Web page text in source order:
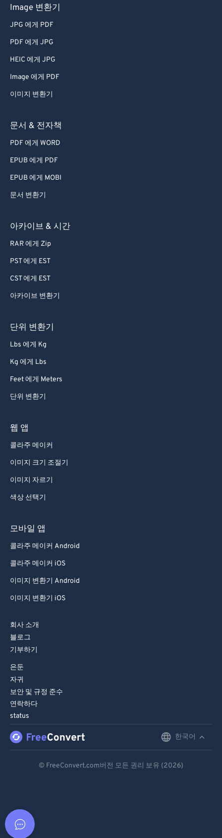
Image 변환기
JPG 에게 PDF
PDF 에게 JPG
HEIC 에게 JPG
Image 에게 PDF
이미지 변환기
문서 & 전자책
PDF 에게 WORD
EPUB 에게 PDF
EPUB 에게 MOBI
문서 변환기
아카이브 & 시간
RAR 에게 Zip
PST 에게 EST
CST 에게 EST
아카이브 변환기
단위 변환기
Lbs 에게 Kg
Kg 에게 Lbs
Feet 에게 Meters
단위 변환기
웹 앱
콜라주 메이커
이미지 크기 조절기
이미지 자르기
색상 선택기
모바일 앱
콜라주 메이커 Android
콜라주 메이커 iOS
이미지 변환기 Android
이미지 변환기 iOS
회사 소개
블로그
기부하기
은둔
자귀
보안 및 규정 준수
연락하다
status
한국어
© FreeConvert.com버전 모든 권리 보유 (2026)